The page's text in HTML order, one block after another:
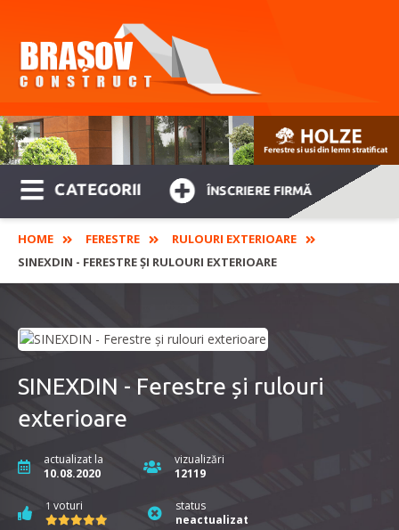
CATEGORII ÎNSCRIERE FIRMĂ
HOME FERESTRE
RULOURI EXTERIOARE
SINEXDIN - FERESTRE ȘI RULOURI EXTERIOARE
SINEXDIN - Ferestre și rulouri
exterioare
actualizat la
10.08.2020
vizualizări
12119
1 voturi
status
neactualizat